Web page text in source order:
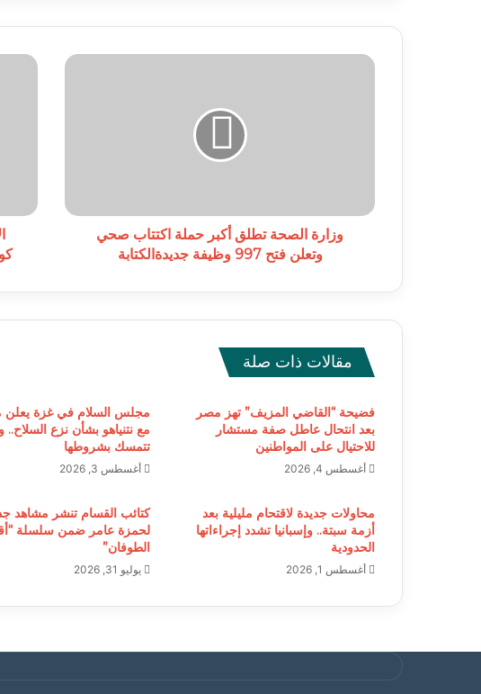
وزارة
فتح
وزارة الصحة تطلق أكبر حملة اكتتاب صحي
وتعلن فتح 997 وظيفة جديدةالكتابة
الأمير
كورنوال
الإسكان
البيئية
مقالات ذات صلة
فضيحة “القاضي المزيف” تهز مصر
بعد انتحال عاطل صفة مستشار
للاحتيال على المواطنين
أغسطس 4, 2026
مجلس السلام في غزة يعلن
مع نتنياهو بشأن نزع السلاح..
تتمسك بشروطها
أغسطس 3, 2026
محاولات جديدة لاقتحام مليلية بعد
أزمة سبتة.. وإسبانيا تشدد إجراءاتها
الحدودية
أغسطس 1, 2026
كتائب القسام تنشر مشاهد
لحمزة عامر ضمن سلسلة
الطوفان”
يوليو 31, 2026